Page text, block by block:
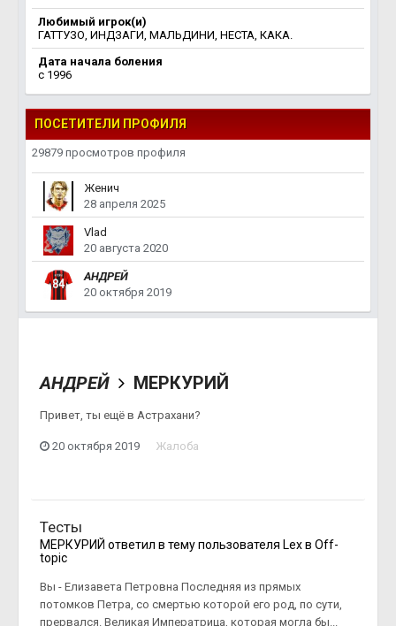
Любимый игрок(и)
ГАТТУЗО, ИНДЗАГИ, МАЛЬДИНИ, НЕСТА, КАКА.
Дата начала боления
c 1996
ПОСЕТИТЕЛИ ПРОФИЛЯ
29879 просмотров профиля
Женич
28 апреля 2025
Vlad
20 августа 2020
АНДРЕЙ
20 октября 2019
АНДРЕЙ МЕРКУРИЙ
Привет, ты ещё в Астрахани?
20 октября 2019 Жалоба
Тесты
МЕРКУРИЙ ответил в тему пользователя Lexв Off-
topic
Вы - Елизавета Петровна Последняя из прямых
потомков Петра, со смертью которой его род, по сути,
прервался. Великая Императрица, которая могла бы...